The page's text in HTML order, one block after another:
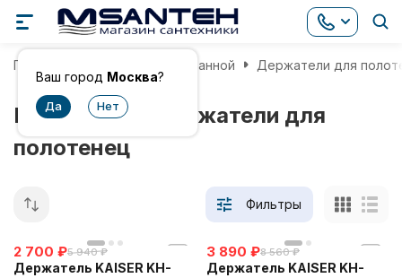
Ваш город Москва?
Главная Аксессуары для ванной Держатели для
Квадратные держатели для
полотенец
Фильтры
2 700 ₽5 940 ₽
Держатель KAISER KH-
3 890 ₽8 560 ₽
Держатель KAISER KH-